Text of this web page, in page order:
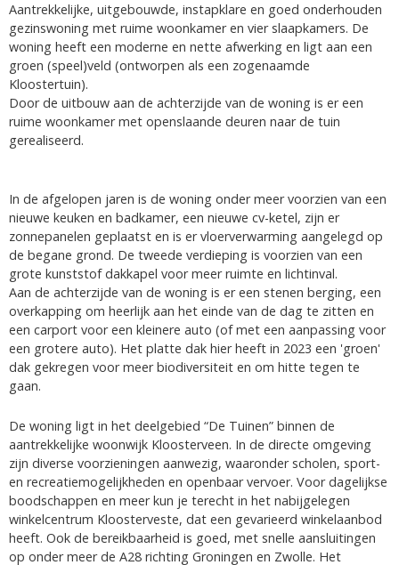
Aantrekkelijke, uitgebouwde, instapklare en goed onderhouden
gezinswoning met ruime woonkamer en vier slaapkamers. De
woning heeft een moderne en nette afwerking en ligt aan een
groen (speel)veld (ontworpen als een zogenaamde
Kloostertuin).
Door de uitbouw aan de achterzijde van de woning is er een
ruime woonkamer met openslaande deuren naar de tuin
gerealiseerd.
In de afgelopen jaren is de woning onder meer voorzien van een
nieuwe keuken en badkamer, een nieuwe cv-ketel, zijn er
zonnepanelen geplaatst en is er vloerverwarming aangelegd op
de begane grond. De tweede verdieping is voorzien van een
grote kunststof dakkapel voor meer ruimte en lichtinval.
Aan de achterzijde van de woning is er een stenen berging, een
overkapping om heerlijk aan het einde van de dag te zitten en
een carport voor een kleinere auto (of met een aanpassing voor
een grotere auto). Het platte dak hier heeft in 2023 een 'groen'
dak gekregen voor meer biodiversiteit en om hitte tegen te
gaan.
De woning ligt in het deelgebied “De Tuinen” binnen de
aantrekkelijke woonwijk Kloosterveen. In de directe omgeving
zijn diverse voorzieningen aanwezig, waaronder scholen, sport-
en recreatiemogelijkheden en openbaar vervoer. Voor dagelijkse
boodschappen en meer kun je terecht in het nabijgelegen
winkelcentrum Kloosterveste, dat een gevarieerd winkelaanbod
heeft. Ook de bereikbaarheid is goed, met snelle aansluitingen
op onder meer de A28 richting Groningen en Zwolle. Het